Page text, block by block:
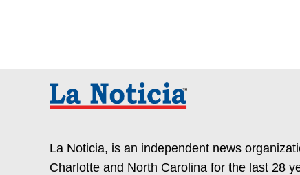
La Noticia, is an independent news
Charlotte and North Carolina for the last 28